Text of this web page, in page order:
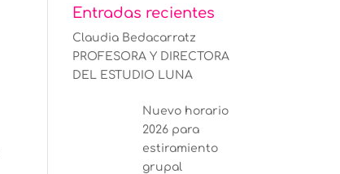
Entradas recientes
Claudia Bedacarratz
PROFESORA Y DIRECTORA
DEL ESTUDIO LUNA
Nuevo horario
2026 para
estiramiento
grupal